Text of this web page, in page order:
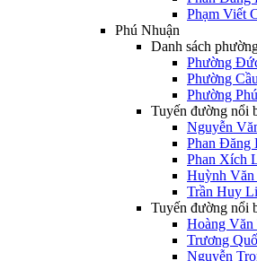
Phạm Viết
Phú Nhuận
Danh sách
Phường
Phường
Phường
Tuyến đường nổi
Nguyễn
Phan Đăng
Phan Xích
Huỳnh Văn
Trần Huy
Tuyến đường nổi
Hoàng Văn
Trương
Nguyễn